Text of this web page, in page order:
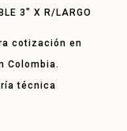
3″ X R/LARGO
cotización en
Colombia.
técnica